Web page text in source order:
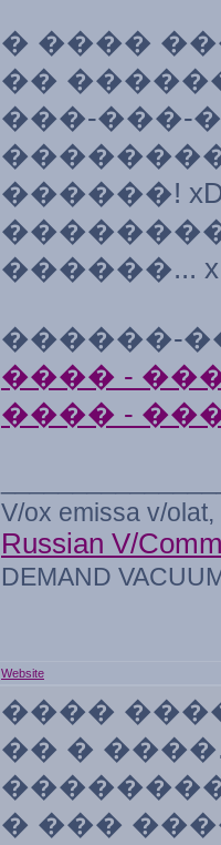
� ����
��
���-���-
��! ׸����
������!
��������
������...
������-
���� -
���� -
V/ox emissa v/
Russian V/
DEMAND
Website
����
�� �
� ���